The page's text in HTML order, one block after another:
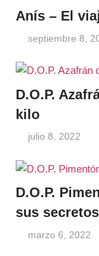
Anís – El
septiembre 8,
D.O.P.
kilo
julio 8, 2022
D.O.P.
sus secretos
marzo 6, 2022